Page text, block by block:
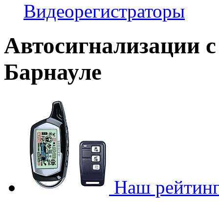
Видеорегистраторы
Автосигнализации
Барнауле
Наш